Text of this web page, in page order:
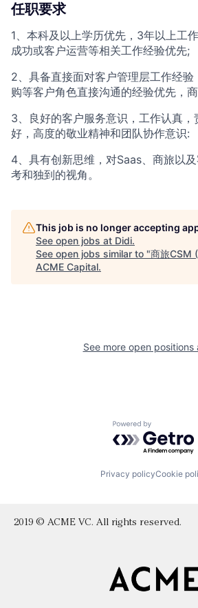
任职要求
1、本科及以上学历优先，3年以上工
成功或客户运营等相关工作经验优先;
2、具备直接面对客户管理层工作经
购等客户角色直接沟通的经验优先，
3、良好的客户服务意识，工作认真，
好，高度的敬业精神和团队协作意识:
4、具有创新思维，对Saas、商旅以
考和独到的视角。
This job is no longer accepting
See open jobs at Didi.
See open jobs similar to "商旅CSM
ACME Capital.
See more open positions
Powered by
Privacy policyCookie
2019 © ACME VC. All rights reserved.